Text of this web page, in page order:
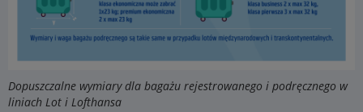
Dopuszczalne wymiary dla bagażu rejestrowanego i podręcznego w
liniach Lot i Lofthansa